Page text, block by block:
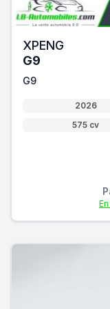
XPENG
G9
G9
2026
575 cv